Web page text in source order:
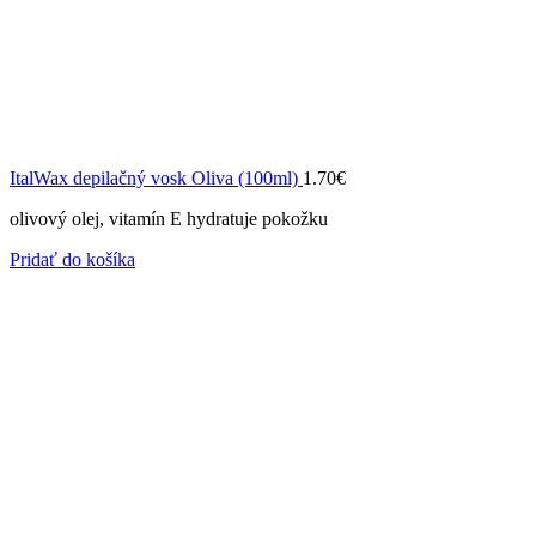
ItalWax depilačný vosk Oliva (100ml) 1.70€
olivový olej, vitamín E hydratuje pokožku
Pridať do košíka